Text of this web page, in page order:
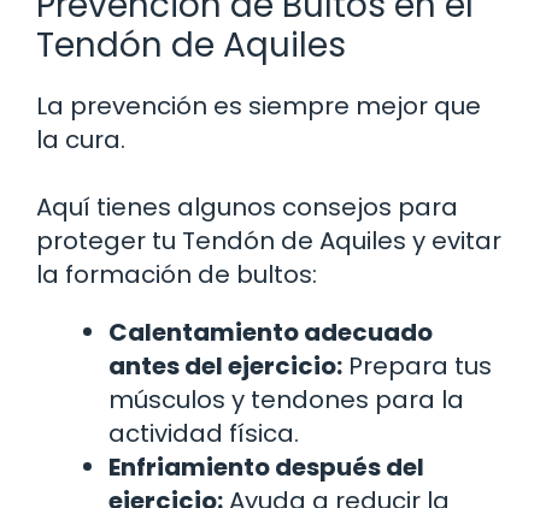
Tendón de Aquiles
La prevención es siempre mejor que
la cura.
Aquí tienes algunos consejos para
proteger tu Tendón de Aquiles y evitar
la formación de bultos:
Calentamiento adecuado
antes del ejercicio: Prepara tus
músculos y tendones para la
actividad física.
Enfriamiento después del
ejercicio:Ayuda a reducir la